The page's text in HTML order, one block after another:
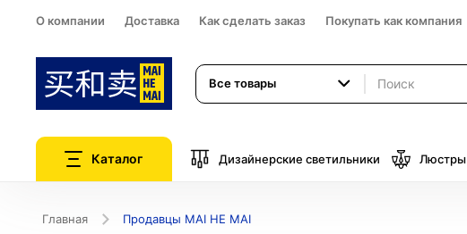
О компании Доставка Как сделать заказ Покупать как компания
Все товары
Каталог Дизайнерские светильники Люстры
Главная Продавцы MAI HE MAI